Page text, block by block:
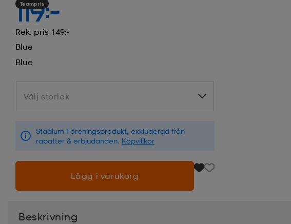
Teampris
119:-
Rek. pris 149:-
Blue
Blue
Välj storlek
Välj storlek
Stadium Föreningsprodukt, exkluderad från
rabatter & erbjudanden. Köpvillkor
Lägg i varukorg
Beskrivning